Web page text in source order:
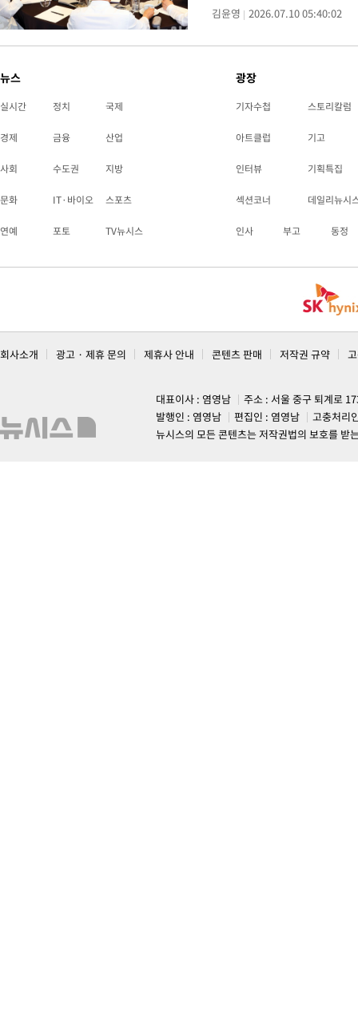
다"며 "굳이 당원 주권 의지
김윤영 2026.07.10 05:40:02
뉴스
실시간 정치 국제
경제 금융 산업
사회 수도권 지방
문화 IT·바이오 스포츠
연예 포토 TV뉴시스
광장
기자수첩 스토리칼럼
아트클럽 기고
인터뷰 기획특집
섹션코너 데일리뉴시
인사 부고 동정
회사소개 광고 · 제휴 문의 제휴사 안내 콘텐츠 판매 저작권 규약
대표이사 : 염영남
주소 : 서울 중구 퇴계로
발행인 : 염영남
편집인 : 염영남
고충처리
뉴시스의 모든 콘텐츠는 저작권법의 보호를